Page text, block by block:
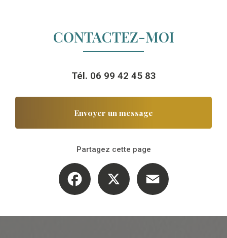
CONTACTEZ-MOI
Tél. 06 99 42 45 83
Envoyer un message
Partagez cette page
Facebook